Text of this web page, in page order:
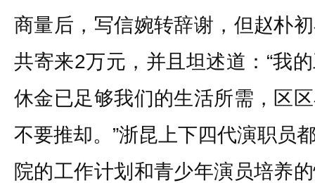
商量后，写信婉转辞谢，但赵朴
共寄来2万元，并且坦述道：“我
休金已足够我们的生活所需，区
不要推却。”浙昆上下四代演职员
院的工作计划和青少年演员培养